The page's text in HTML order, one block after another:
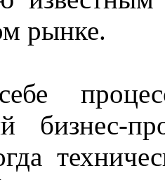
рынке.
бизнес-